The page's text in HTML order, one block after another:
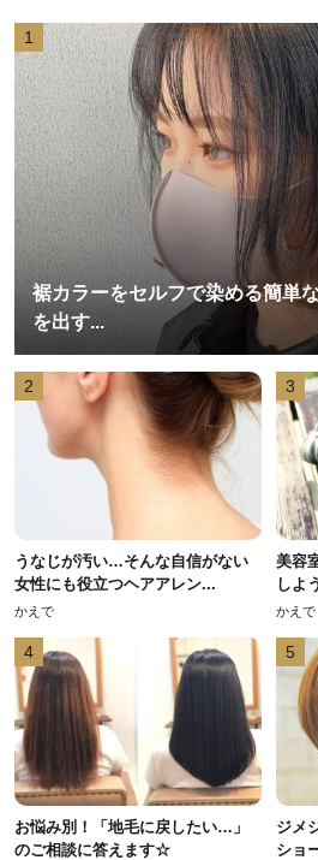
1
裾カラーをセルフで染める簡単
を出す...
2
うなじが汚い…そんな自信がない
女性にも役立つヘアアレン...
かえで
3
美容
しよ
かえで
4
お悩み別！「地毛に戻したい…」
のご相談に答えます☆
5
ジメ
ショ